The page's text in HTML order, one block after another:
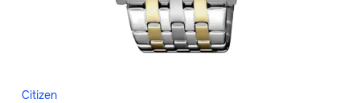
Citizen
Женские часы
Скидки